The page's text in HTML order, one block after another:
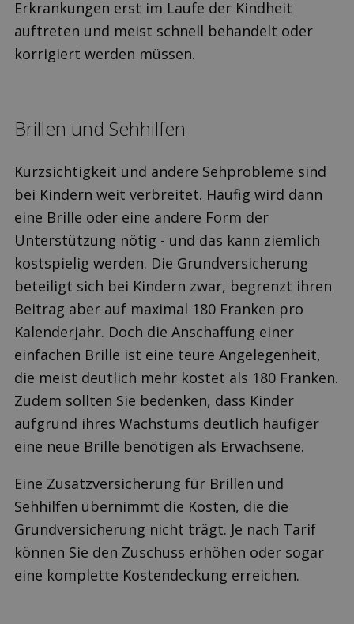
Erkrankungen erst im Laufe der Kindheit
auftreten und meist schnell behandelt oder
korrigiert werden müssen.
Brillen und Sehhilfen
Kurzsichtigkeit und andere Sehprobleme sind
bei Kindern weit verbreitet. Häufig wird dann
eine Brille oder eine andere Form der
Unterstützung nötig - und das kann ziemlich
kostspielig werden. Die Grundversicherung
beteiligt sich bei Kindern zwar, begrenzt ihren
Beitrag aber auf maximal 180 Franken pro
Kalenderjahr. Doch die Anschaffung einer
einfachen Brille ist eine teure Angelegenheit,
die meist deutlich mehr kostet als 180 Franken.
Zudem sollten Sie bedenken, dass Kinder
aufgrund ihres Wachstums deutlich häufiger
eine neue Brille benötigen als Erwachsene.
Eine Zusatzversicherung für Brillen und
Sehhilfen übernimmt die Kosten, die die
Grundversicherung nicht trägt. Je nach Tarif
können Sie den Zuschuss erhöhen oder sogar
eine komplette Kostendeckung erreichen.